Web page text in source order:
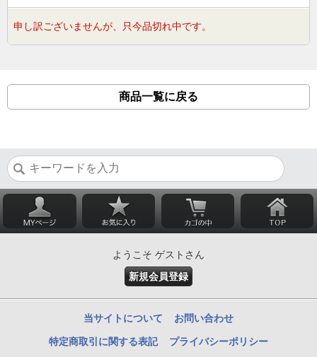
申し訳ございませんが、只今品切れ中です。
商品一覧に戻る
ようこそ ゲストさん
新規会員登録
当サイトについて お問い合わせ
特定商取引に関する表記 プライバシーポリシー